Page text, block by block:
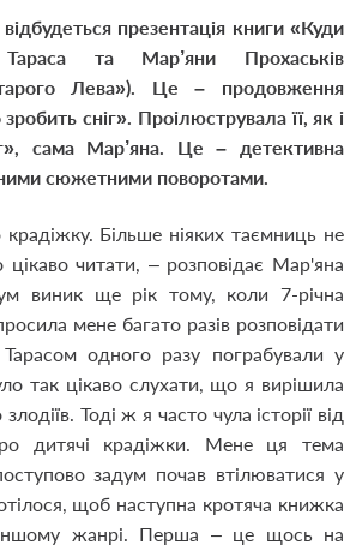
презентація книги «Куди
та Мар’яни Прохаськів
Лева»). Це – продовження
сніг». Проілюструвала її, як і
сама Мар’яна. Це – детективна
сюжетними поворотами.
Більше ніяких таємниць не
читати, – розповідає Мар'яна
виник ще рік тому, коли 7-річна
мене багато разів розповідати
одного разу пограбували у
так цікаво слухати, що я вирішила
Тоді ж я часто чула історії від
дитячі крадіжки. Мене ця тема
задум почав втілюватися у
щоб наступна кротяча книжка
жанрі. Перша – це щось на